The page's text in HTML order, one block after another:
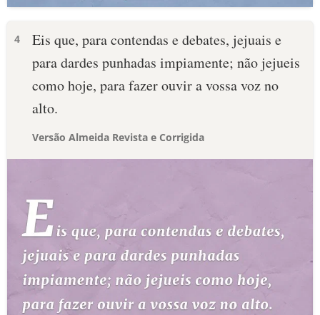
4
Eis que, para contendas e debates, jejuais e
para dardes punhadas impiamente; não jejueis
como hoje, para fazer ouvir a vossa voz no
alto.
Versão Almeida Revista e Corrigida